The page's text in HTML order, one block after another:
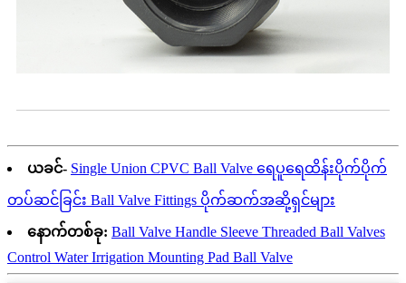
ယခင်- Single Union CPVC Ball Valve ရေပူရေထိန်းပိုက်ပိုက်
တပ်ဆင်ခြင်း Ball Valve Fittings ပိုက်ဆက်အဆို့ရှင်များ
နောက်တစ်ခု: Ball Valve Handle Sleeve Threaded Ball Valves
Control Water Irrigation Mounting Pad Ball Valve